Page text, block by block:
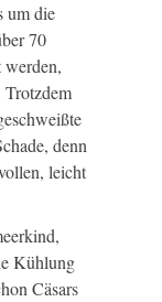
um die
70
Trotzdem
denn
leicht
Kühlung
Cäsars